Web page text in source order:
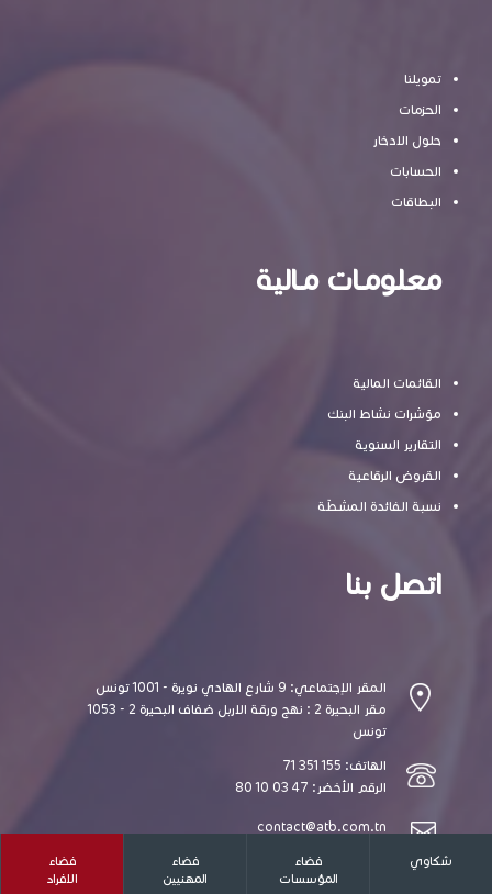
فضاء
الافراد
فضاء
المهنيين
فضاء
المؤسسات
شكاوي
تمويلنا
الحزمات
حلول الادخار
الحسابات
البطاقات
معلومـات مـالية
القائمات المالية
مؤشرات نشاط البنك
التقارير السنوية
القروض الرقاعية
نسبة الفائدة المشطّة
اتصل بنا
المقر الإجتماعي: 9 شارع الهادي نويرة - 1001 تونس
مقر البحيرة 2 : نهج ورقة الاربل ضفاف البحيرة 2 - 1053
تونس
الهاتف: 155 351 71
الرقم الأخضر: 47 03 10 80
contact@atb.com.tn